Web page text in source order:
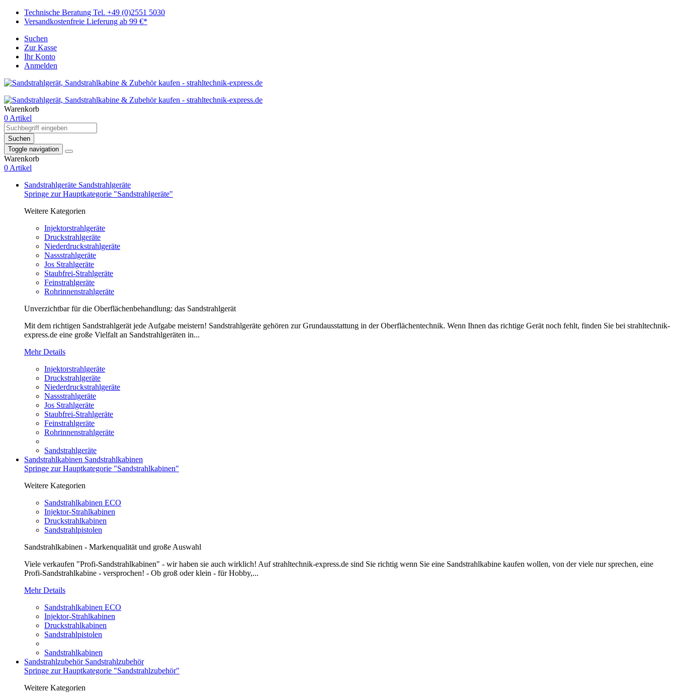
Technische Beratung Tel. +49 (0)2551 5030
Versandkostenfreie Lieferung ab 99 €*
Suchen
Zur Kasse
Ihr Konto
Anmelden
Warenkorb
0 Artikel
Suchen
Toggle navigation
Warenkorb
0 Artikel
Sandstrahlgeräte Sandstrahlgeräte
Springe zur Hauptkategorie "Sandstrahlgeräte"
Weitere Kategorien
Injektorstrahlgeräte
Druckstrahlgeräte
Niederdruckstrahlgeräte
Nassstrahlgeräte
Jos Strahlgeräte
Staubfrei-Strahlgeräte
Feinstrahlgeräte
Rohrinnenstrahlgeräte
Unverzichtbar für die Oberflächenbehandlung: das Sandstrahlgerät
Mit dem richtigen Sandstrahlgerät jede Aufgabe meistern! Sandstrahlgeräte gehören zur Grundausstattung in der Oberflächentechnik. Wenn Ihnen das richtige Gerät noch fehlt, finden Sie bei strahltechnik-
express.de eine große Vielfalt an Sandstrahlgeräten in...
Mehr Details
Injektorstrahlgeräte
Druckstrahlgeräte
Niederdruckstrahlgeräte
Nassstrahlgeräte
Jos Strahlgeräte
Staubfrei-Strahlgeräte
Feinstrahlgeräte
Rohrinnenstrahlgeräte
Sandstrahlgeräte
Sandstrahlkabinen Sandstrahlkabinen
Springe zur Hauptkategorie "Sandstrahlkabinen"
Weitere Kategorien
Sandstrahlkabinen ECO
Injektor-Strahlkabinen
Druckstrahlkabinen
Sandstrahlpistolen
Sandstrahlkabinen - Markenqualität und große Auswahl
Viele verkaufen "Profi-Sandstrahlkabinen" - wir haben sie auch wirklich! Auf strahltechnik-express.de sind Sie richtig wenn Sie eine Sandstrahlkabine kaufen wollen, von der viele nur sprechen, eine
Profi-Sandstrahlkabine - versprochen! - Ob groß oder klein - für Hobby,...
Mehr Details
Sandstrahlkabinen ECO
Injektor-Strahlkabinen
Druckstrahlkabinen
Sandstrahlpistolen
Sandstrahlkabinen
Sandstrahlzubehör Sandstrahlzubehör
Springe zur Hauptkategorie "Sandstrahlzubehör"
Weitere Kategorien